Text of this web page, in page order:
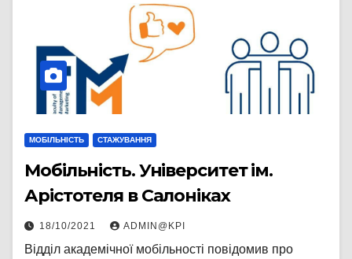
МОБІЛЬНІСТЬ СТАЖУВАННЯ
Мобільність. Університет ім.
Арістотеля в Салоніках
18/10/2021 ADMIN@KPI
Відділ академічної мобільності повідомив про